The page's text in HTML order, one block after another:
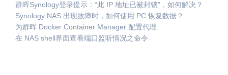
群晖Synology登录提示：“此 IP 地址已被封锁”，如何解决？
Synology NAS 出现故障时，如何使用 PC 恢复数据？
为群晖 Docker Container Manager 配置代理
在 NAS shell界面查看端口监听情况之命令